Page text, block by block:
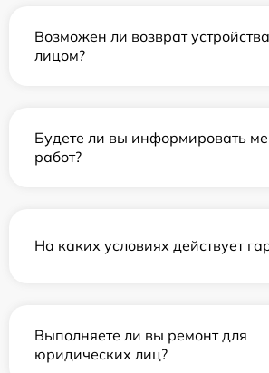
Возможен ли возврат
лицом?
Будете ли вы информировать
работ?
На каких условиях действует
Выполняете ли вы ремонт для
юридических лиц?